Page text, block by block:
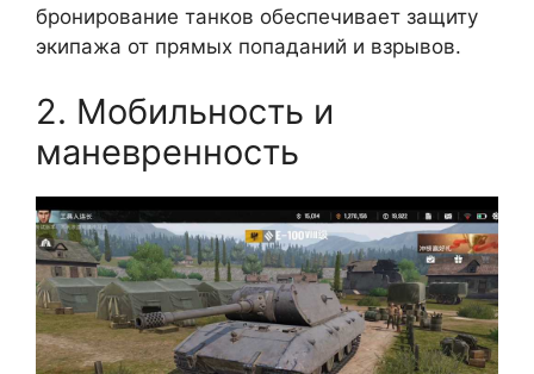
бронирование танков обеспечивает защиту
экипажа от прямых попаданий и взрывов.
2. Мобильность и
маневренность